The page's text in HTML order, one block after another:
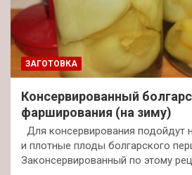
ЗАГОТОВКА
Консервированный
фарширования (на зиму)
Для консервирования подойдут
и плотные плоды болгарского
Законсервированный по этому